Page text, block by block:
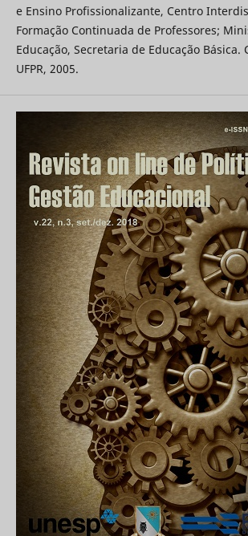
e Ensino Profissionalizante, Centro
Formação Continuada de Professores;
Educação, Secretaria de Educação Básica.
UFPR, 2005.